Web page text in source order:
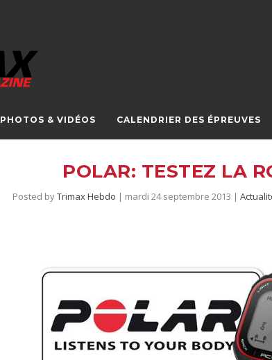
PHOTOS & VIDÉOS CALENDRIER DES ÉPREUVES
POLAR: TESTEZ LA
Posted byTrimax Hebdo | mardi 24 septembre 2013 |